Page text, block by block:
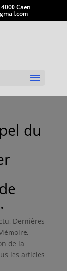
Caen
du
, Dernières
,
de la
les articles